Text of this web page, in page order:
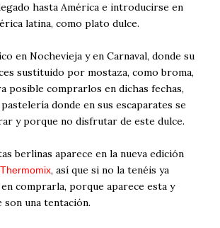
hasta América e introducirse en
latina, como plato dulce.
en Nochevieja y en Carnaval, donde su
sustituido por mostaza, como broma,
posible comprarlos en dichas fechas,
donde en sus escaparates se
y porque no disfrutar de este dulce.
berlinas aparece en la nueva edición
Thermomix, así que si no la tenéis ya
comprarla, porque aparece esta y
son una tentación.